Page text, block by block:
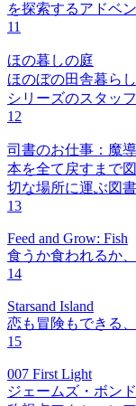
を探索するアドベ
11
ほの暮しの庭
ほのぼの田舎暮ら
シリーズのスタッ
12
司書のお仕事：魔
本を全て戻すまで
切な場所に運ぶ図
13
Feed and Grow: Fish
食うか食われるか
14
Starsand Island
恋も冒険もできる
15
007 First Light
ジェームズ・ボン